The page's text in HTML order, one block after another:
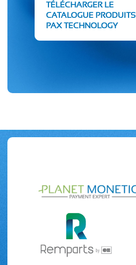
TÉLÉCHARGER LE
CATALOGUE PRODUITS
PAX TECHNOLOGY